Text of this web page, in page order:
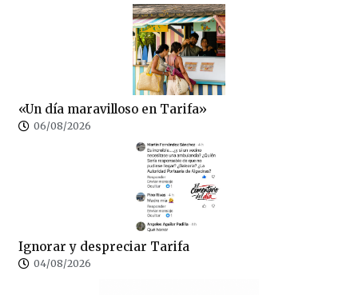
«Un día maravilloso en Tarifa»
06/08/2026
Ignorar y despreciar Tarifa
04/08/2026